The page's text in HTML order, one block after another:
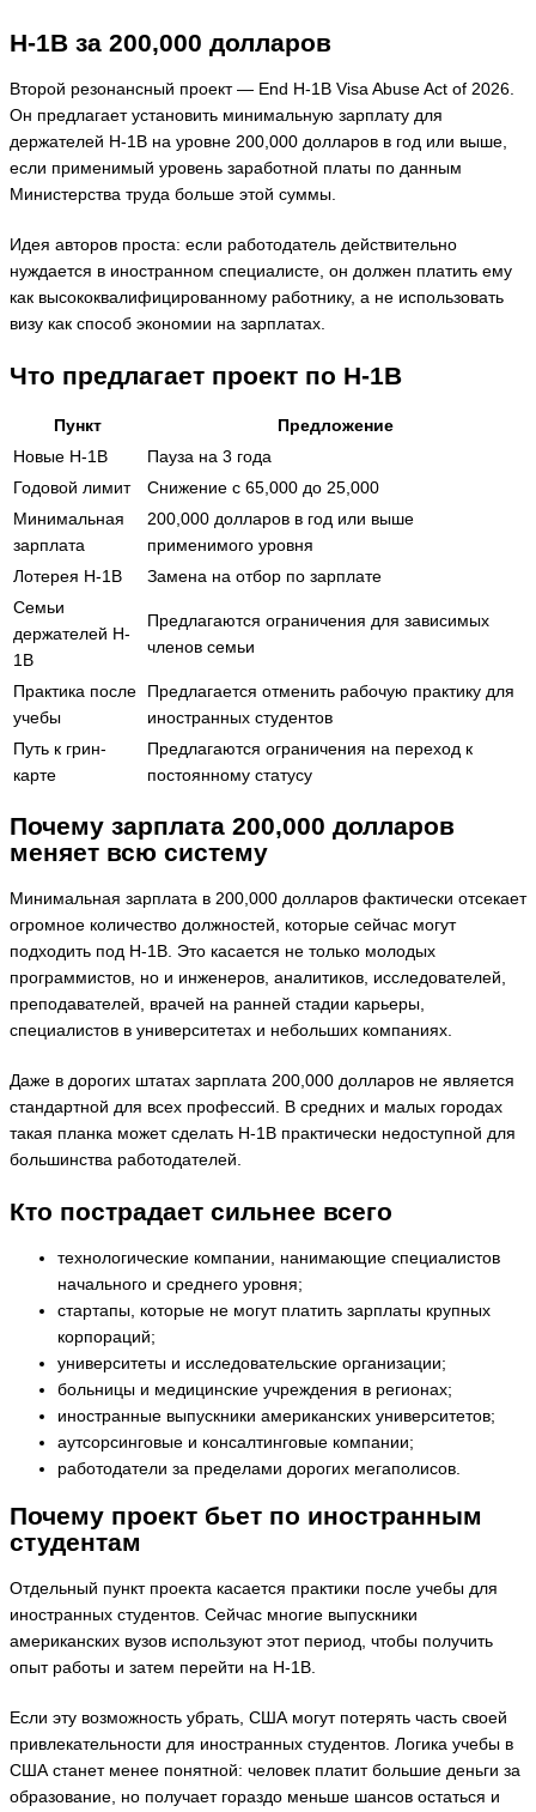
H-1B за 200,000 долларов
Второй резонансный проект — End H-1B Visa Abuse Act of 2026.
Он предлагает установить минимальную зарплату для
держателей H-1B на уровне 200,000 долларов в год или выше,
если применимый уровень заработной платы по данным
Министерства труда больше этой суммы.
Идея авторов проста: если работодатель действительно
нуждается в иностранном специалисте, он должен платить ему
как высококвалифицированному работнику, а не использовать
визу как способ экономии на зарплатах.
Что предлагает проект по H-1B
Пункт
Предложение
Новые H-1B
Пауза на 3 года
Годовой лимит
Снижение с 65,000 до 25,000
Минимальная
зарплата
200,000 долларов в год или выше
применимого уровня
Лотерея H-1B
Замена на отбор по зарплате
Семьи
держателей H-
1B
Предлагаются ограничения для зависимых
членов семьи
Практика после
учебы
Предлагается отменить рабочую практику для
иностранных студентов
Путь к грин-
карте
Предлагаются ограничения на переход к
постоянному статусу
Почему зарплата 200,000 долларов
меняет всю систему
Минимальная зарплата в 200,000 долларов фактически отсекает
огромное количество должностей, которые сейчас могут
подходить под H-1B. Это касается не только молодых
программистов, но и инженеров, аналитиков, исследователей,
преподавателей, врачей на ранней стадии карьеры,
специалистов в университетах и небольших компаниях.
Даже в дорогих штатах зарплата 200,000 долларов не является
стандартной для всех профессий. В средних и малых городах
такая планка может сделать H-1B практически недоступной для
большинства работодателей.
Кто пострадает сильнее всего
технологические компании, нанимающие специалистов
начального и среднего уровня;
стартапы, которые не могут платить зарплаты крупных
корпораций;
университеты и исследовательские организации;
больницы и медицинские учреждения в регионах;
иностранные выпускники американских университетов;
аутсорсинговые и консалтинговые компании;
работодатели за пределами дорогих мегаполисов.
Почему проект бьет по иностранным
студентам
Отдельный пункт проекта касается практики после учебы для
иностранных студентов. Сейчас многие выпускники
американских вузов используют этот период, чтобы получить
опыт работы и затем перейти на H-1B.
Если эту возможность убрать, США могут потерять часть своей
привлекательности для иностранных студентов. Логика учебы в
США станет менее понятной: человек платит большие деньги за
образование, но получает гораздо меньше шансов остаться и